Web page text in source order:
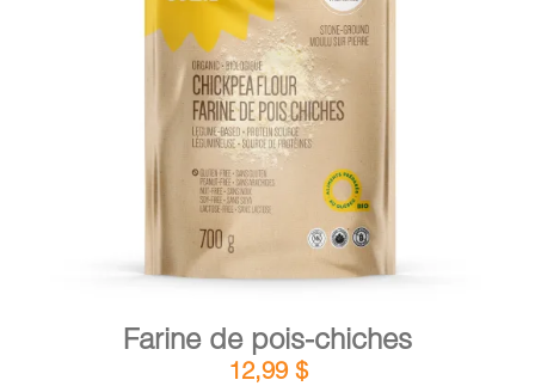
AJOUTER AU PANIER DÉTAILS
Farine de pois-chiches
12,99 $